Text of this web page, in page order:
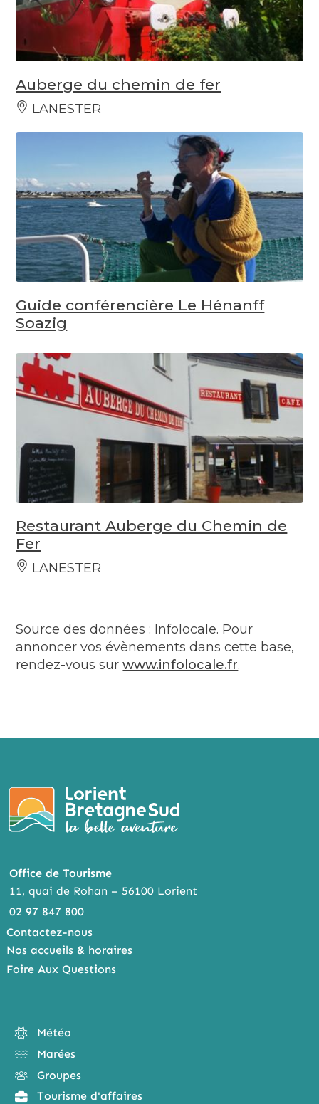
Auberge du chemin de fer
LANESTER
Guide conférencière Le Hénanff
Soazig
Restaurant Auberge du Chemin de
Fer
LANESTER
Source des données : Infolocale. Pour
annoncer vos évènements dans cette base,
rendez-vous surwww.infolocale.fr.
Office de Tourisme
11, quai de Rohan – 56100 Lorient
02 97 847 800
Contactez-nous
Nos accueils & horaires
Foire Aux Questions
Météo
Marées
Groupes
Tourisme d'affaires